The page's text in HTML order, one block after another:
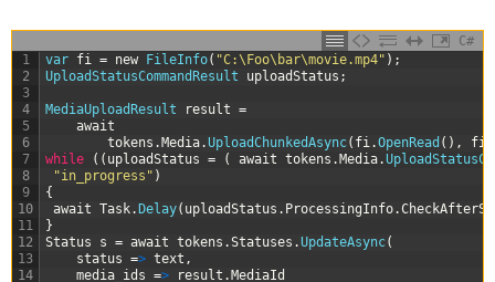
C#
1
2
3
4
5
6
7
8
9
10
11
12
13
14
var fi = new FileInfo( "C:\Foo\bar\movie.mp4" ) ;
UploadStatusCommandResult uploadStatus ;
MediaUploadResult result =
await
tokens . Media.UploadChunkedAsync( fi.OpenRead ( ) , fi
while
( ( uploadStatus = ( await tokens . Media.
"in_progress" )
{
await Task. Delay( uploadStatus . ProcessingInfo.
}
Status
s = await tokens .Statuses .UpdateAsync(
status => text ,
media_ids => result . MediaId